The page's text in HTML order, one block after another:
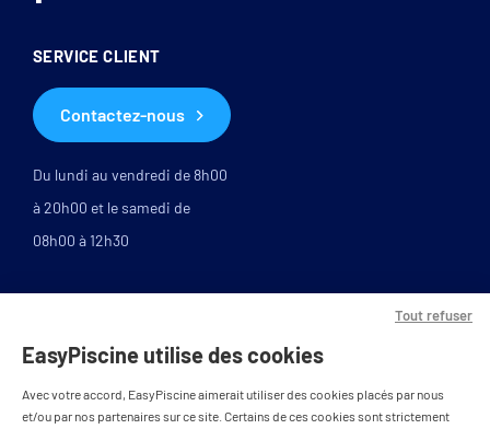
EasyPiscine utilise des cookies
Avec votre accord, EasyPiscine aimerait utiliser des cookies placés par nous
et/ou par nos partenaires sur ce site. Certains de ces cookies sont strictement
Tout refuser
SERVICE CLIENT
Contactez-nous
Du lundi au vendredi de 8h00
à 20h00 et le samedi de
08h00 à 12h30